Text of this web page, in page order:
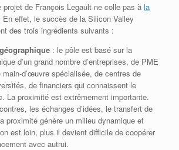
de François Legault ne colle pas à la
En effet, le succès de la Silicon Valley
des trois ingrédients suivants :
: le pôle est basé sur la
d’un grand nombre d’entreprises, de PME
main-d’œuvre spécialisée, de centres de
de financiers qui connaissent le
La proximité est extrêmement importante.
les échanges d’idées, le transfert de
proximité génère un milieu dynamique et
est loin, plus il devient difficile de coopérer
avec autrui.